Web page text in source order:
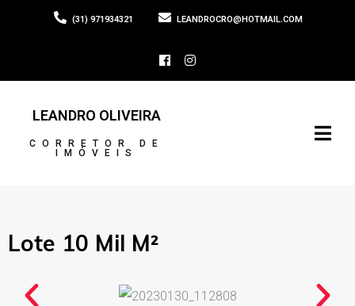
(31) 971934321 LEANDROCRO@HOTMAIL.COM
LEANDRO OLIVEIRA
CORRETOR DE
IMÓVEIS
Lote 10 Mil M²